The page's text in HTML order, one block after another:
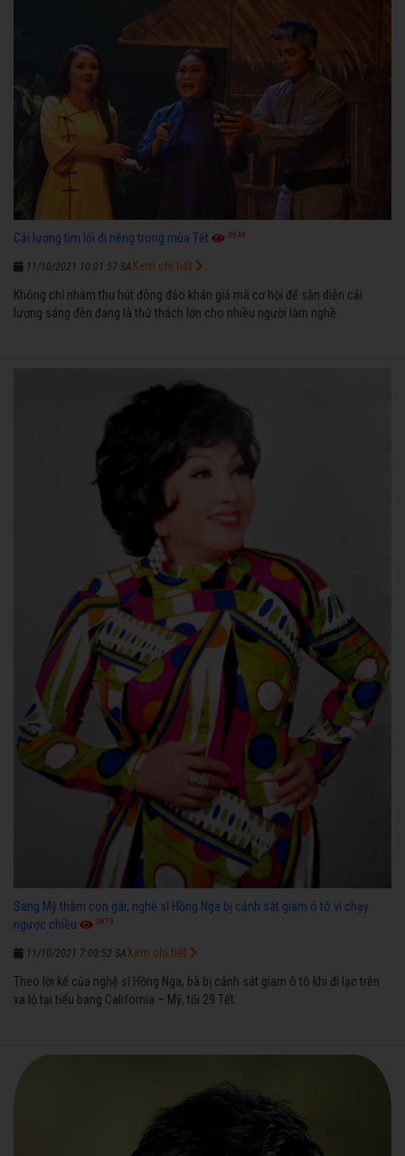
Cải lương tìm lối đi riêng trong mùa Tết 3949
11/10/2021 10:01:57 SA
Không chỉ nhằm thu hút đông đảo khán giả mà cơ hội để sàn diễn cải
lương sáng đèn đang là thử thách lớn cho nhiều người làm nghề
Xem chi tiết
Sang Mỹ thăm con gái, nghệ sĩ Hồng Nga bị cảnh sát giam ô tô vì chạy
ngược chiều
3873
11/10/2021 7:00:52 SA
Theo lời kể của nghệ sĩ Hồng Nga, bà bị cảnh sát giam ô tô khi đi lạc trên
xa lộ tại tiểu bang California – Mỹ, tối 29 Tết.
Xem chi tiết